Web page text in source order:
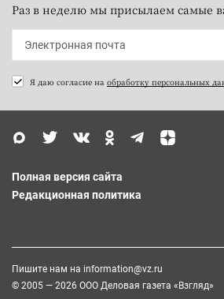
Раз в неделю мы присылаем самые
Я даю согласие на обработку персональных
Полная версия сайта
Редакционная политика
Пишите нам на information@vz.ru
© 2005 — 2026 ООО Деловая газета «Взгляд»